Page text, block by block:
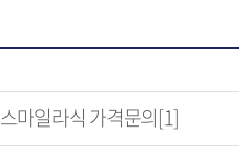
스마일라식 가격문의[1]